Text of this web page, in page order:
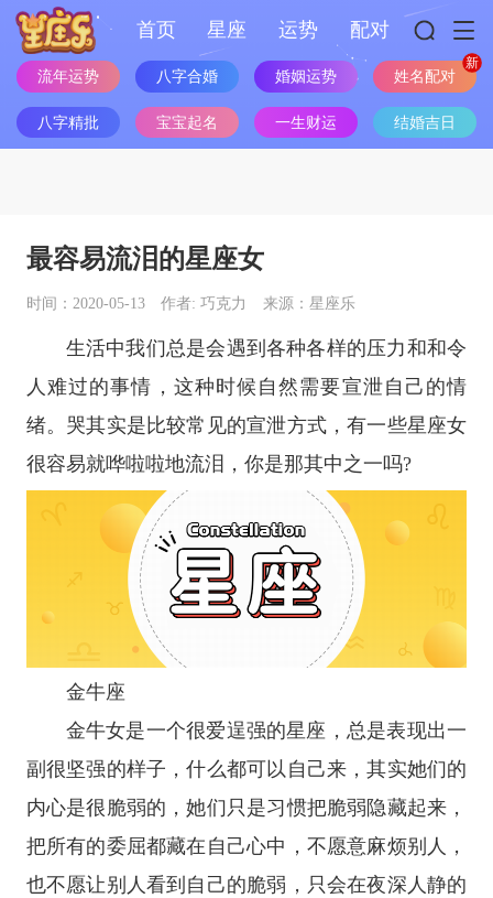
首页 星座 运势 配对
流年运势 八字合婚 婚姻运势 姓名配对
八字精批 宝宝起名 一生财运 结婚吉日
最容易流泪的星座女
时间：2020-05-13 作者: 巧克力 来源：星座乐
生活中我们总是会遇到各种各样的压力和和令
人难过的事情，这种时候自然需要宣泄自己的情
绪。哭其实是比较常见的宣泄方式，有一些星座女
很容易就哗啦啦地流泪，你是那其中之一吗?
金牛座
金牛女是一个很爱逞强的星座 ，总是表现出一
副很坚强的样子，什么都可以自己来，其实她们的
内心是很脆弱的，她们只是习惯把脆弱隐藏起来，
把所有的委屈都藏在自己心中，不愿意麻烦别人，
也不愿让别人看到自己的脆弱，只会在夜深人静的